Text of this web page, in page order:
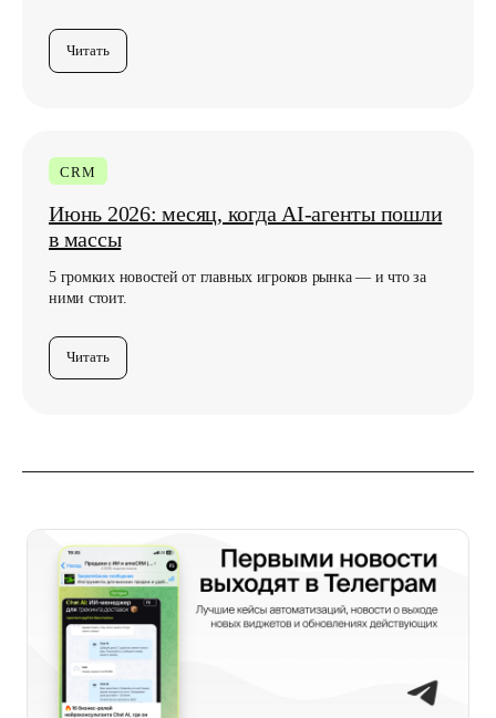
Читать
CRM
Июнь 2026: месяц, когда AI-агенты пошли
в массы
5 громких новостей от главных игроков рынка — и что за
ними стоит.
Читать
конфиденциальности